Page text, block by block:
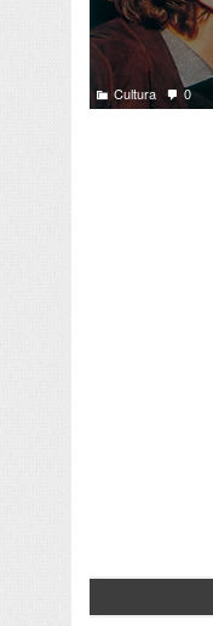
Cultura 0